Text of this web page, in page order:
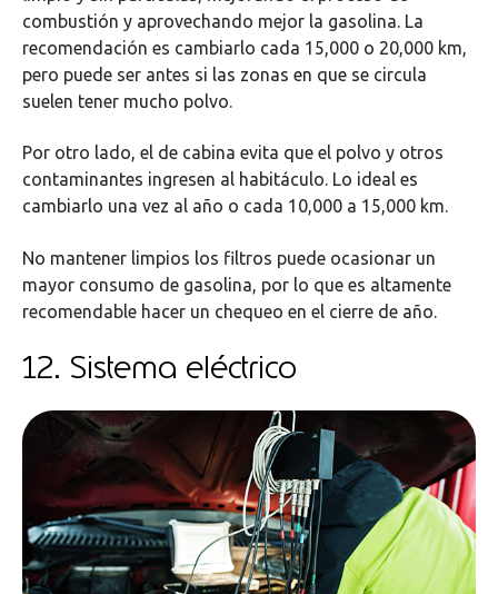
combustión y aprovechando mejor la gasolina. La
recomendación es cambiarlo cada 15,000 o 20,000 km,
pero puede ser antes si las zonas en que se circula
suelen tener mucho polvo.
Por otro lado, el de cabina evita que el polvo y otros
contaminantes ingresen al habitáculo. Lo ideal es
cambiarlo una vez al año o cada 10,000 a 15,000 km.
No mantener limpios los filtros puede ocasionar un
mayor consumo de gasolina, por lo que es altamente
recomendable hacer un chequeo en el cierre de año.
12. Sistema eléctrico